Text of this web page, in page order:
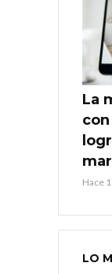
La
Hace
LO